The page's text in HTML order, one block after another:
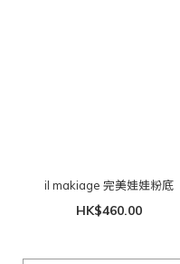
il makiage 完美娃娃粉底
HK$460.00